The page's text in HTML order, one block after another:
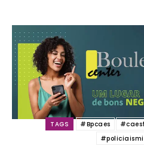
TAGS #Bpcaes